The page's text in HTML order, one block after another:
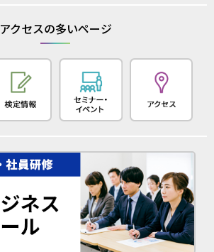
アクセスの多いページ